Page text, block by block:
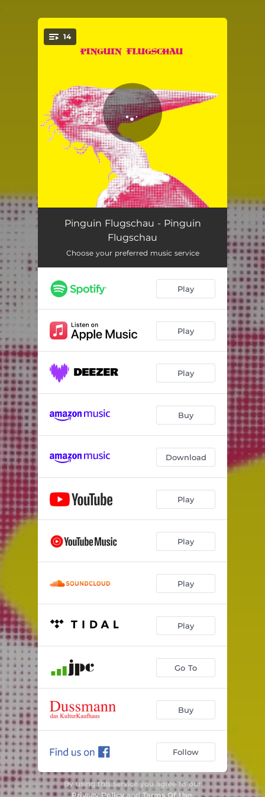
You're all set!
14
Liars 01:12
Zahnfleisch vegan 02:44
Weil jeder seine Gründe hat 03:14
Katakomben, baby 02:58
Die Qualle von Acapulco 03:00
Kurmas Panzer 00:48
Ich möchte Teil der Biomasse sein 02:36
Drohnenpiloten 02:42
Weltspartag 02:59
Defender of the Clown
Pinguin Flugschau - Pinguin
Flugschau
Choose your preferred music service
Play
Play
Play
Buy
Download
Play
Play
Play
Play
Go To
Buy
Follow
By using this service you agree to our
Privacy Policyand Terms Of Use